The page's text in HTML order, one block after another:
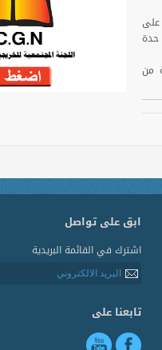
على
حدة
من
ابق على تواصل
اشترك في القائمة البريدية
تابعنا على